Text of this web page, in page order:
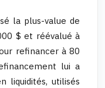
la plus-value de
$ et réévalué à
refinancer à 80
lui a
liquidités, utilisés